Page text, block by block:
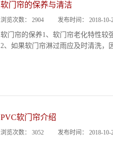
软门帘的保养与清洁
浏览次数： 2904 发布时间： 2018-10-
软门帘的保养1、软门帘老化特性较
2、如果软门帘淋过雨应及时清洗，
PVC软门帘介绍
浏览次数： 3052 发布时间： 2018-10-